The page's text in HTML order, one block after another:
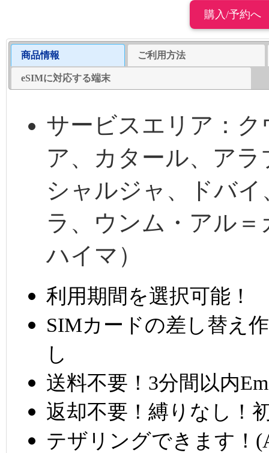
商品情報 ご利用方法
eSIMに対応する端末
サービスエリア：
ア、カタール、ア
シャルジャ、ドバ
ラ、ウンム・アル
ハイマ）
利用期間を選択可能！
SIMカードの差し替え
し
送料不要！3分間以内
返却不要！縛りなし！
テザリングできます！